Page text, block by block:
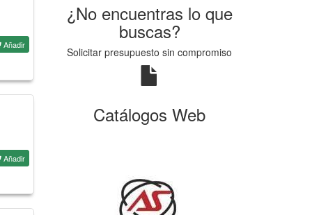
Añadir
Añadir
¿No encuentras lo que
buscas?
Solicitar presupuesto sin compromiso
Catálogos Web